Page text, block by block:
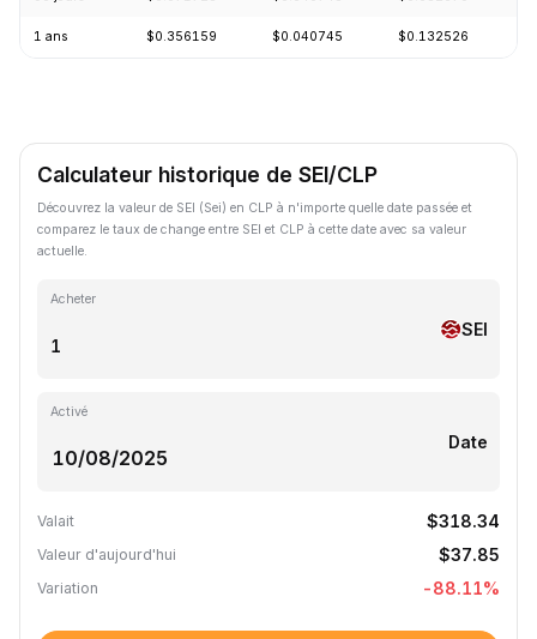
1 ans $0.356159 $0.040745 $0.132526
Calculateur historique de SEI/CLP
Découvrez la valeur de SEI (Sei) en CLP à n'importe quelle date passée et
comparez le taux de change entre SEI et CLP à cette date avec sa valeur
actuelle.
Acheter
SEI
Activé
Date
Valait $318.34
Valeur d'aujourd'hui $37.85
Variation -88.11%